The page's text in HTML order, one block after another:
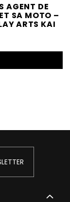
AGENT DE
SA MOTO –
ARTS KAI